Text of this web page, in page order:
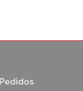
Pedidos